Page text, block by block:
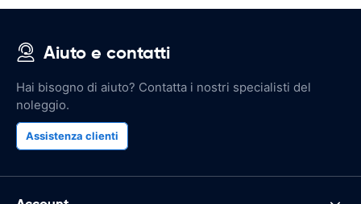
Aiuto e contatti
Hai bisogno di aiuto? Contatta i nostri specialisti del
noleggio.
Assistenza clienti